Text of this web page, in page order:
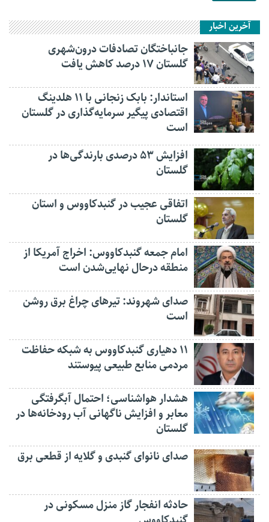
آخرین اخبار
جانباختگان تصادفات درون‌شهری
گلستان ۱۷ درصد کاهش یافت
استاندار: بابک زنجانی با ۱۱ هلدینگ
اقتصادی پیگیر سرمایه‌گذاری در گلستان
است
افزایش ۵۳ درصدی بارندگی‌ها در
گلستان
اتفاقی عجیب در‌ گنبدکاووس و استان
گلستان
امام جمعه گنبدکاووس: اخراج آمریکا از
منطقه درحال نهایی‌شدن است
صدای شهروند: تیرهای چراغ برق روشن
است
۱۱ دهیاری گنبدکاووس به شبکه حفاظت
مردمی منابع طبیعی پیوستند
هشدار هواشناسی؛ احتمال آبگرفتگی
معابر و افزایش ناگهانی آب رودخانه‌ها در
گلستان
صدای نانوای گنبدی و گلایه از قطعی برق
حادثه انفجار گاز منزل مسکونی در